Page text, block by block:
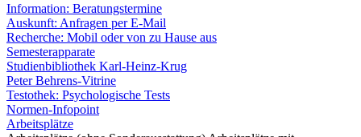
Information: Beratungstermine
Auskunft: Anfragen per E-Mail
Recherche: Mobil oder von zu Hause aus
Semesterapparate
Studienbibliothek Karl-Heinz-Krug
Peter Behrens-Vitrine
Testothek: Psychologische Tests
Normen-Infopoint
Arbeitsplätze